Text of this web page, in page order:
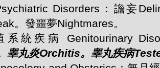
Disorders：譫妄
。發噩夢Nightmares。
統疾病 Genitourinary
睾丸炎Orchitis。睾丸疾病